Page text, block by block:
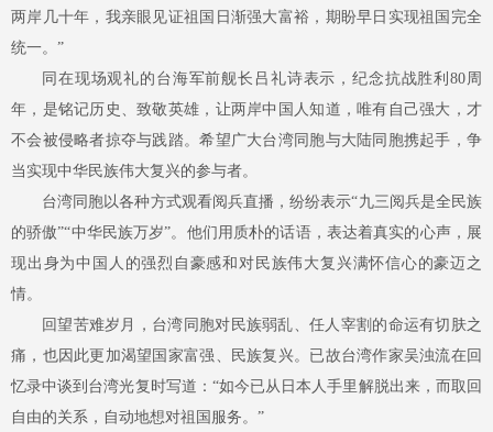
两岸几十年，我亲眼见证祖国日渐强大富裕，期盼早日实现祖国完全
统一。”
同在现场观礼的台海军前舰长吕礼诗表示，纪念抗战胜利80周
年，是铭记历史、致敬英雄，让两岸中国人知道，唯有自己强大，才
不会被侵略者掠夺与践踏。希望广大台湾同胞与大陆同胞携起手，争
当实现中华民族伟大复兴的参与者。
台湾同胞以各种方式观看阅兵直播，纷纷表示“九三阅兵是全民族
的骄傲”“中华民族万岁”。他们用质朴的话语，表达着真实的心声，展
现出身为中国人的强烈自豪感和对民族伟大复兴满怀信心的豪迈之
情。
回望苦难岁月，台湾同胞对民族弱乱、任人宰割的命运有切肤之
痛，也因此更加渴望国家富强、民族复兴。已故台湾作家吴浊流在回
忆录中谈到台湾光复时写道： “如今已从日本人手里解脱出来，而取回
自由的关系，自动地想对祖国服务。”